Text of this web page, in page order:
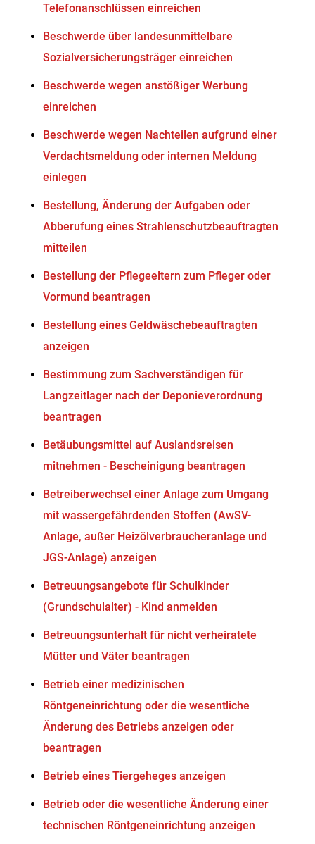
Telefonanschlüssen einreichen
Beschwerde über landesunmittelbare
Sozialversicherungsträger einreichen
Beschwerde wegen anstößiger Werbung
einreichen
Beschwerde wegen Nachteilen aufgrund einer
Verdachtsmeldung oder internen Meldung
einlegen
Bestellung, Änderung der Aufgaben oder
Abberufung eines Strahlenschutzbeauftragten
mitteilen
Bestellung der Pflegeeltern zum Pfleger oder
Vormund beantragen
Bestellung eines Geldwäschebeauftragten
anzeigen
Bestimmung zum Sachverständigen für
Langzeitlager nach der Deponieverordnung
beantragen
Betäubungsmittel auf Auslandsreisen
mitnehmen - Bescheinigung beantragen
Betreiberwechsel einer Anlage zum Umgang
mit wassergefährdenden Stoffen (AwSV-
Anlage, außer Heizölverbraucheranlage und
JGS-Anlage) anzeigen
Betreuungsangebote für Schulkinder
(Grundschulalter) - Kind anmelden
Betreuungsunterhalt für nicht verheiratete
Mütter und Väter beantragen
Betrieb einer medizinischen
Röntgeneinrichtung oder die wesentliche
Änderung des Betriebs anzeigen oder
beantragen
Betrieb eines Tiergeheges anzeigen
Betrieb oder die wesentliche Änderung einer
technischen Röntgeneinrichtung anzeigen